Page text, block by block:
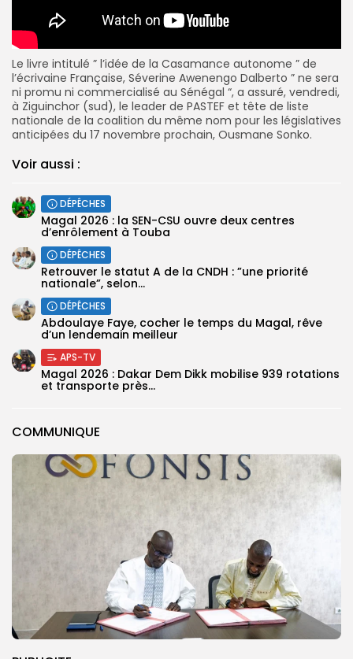
COMMUNIQUE
Le livre intitulé ” l’idée de la Casamance autonome ” de
l’écrivaine Française, Séverine Awenengo Dalberto ” ne sera
ni promu ni commercialisé au Sénégal “, a assuré, vendredi,
à Ziguinchor (sud), le leader de PASTEF et tête de liste
nationale de la coalition du même nom pour les législatives
anticipées du 17 novembre prochain, Ousmane Sonko.
Voir aussi :
DÉPÊCHES
Magal 2026 : la SEN-CSU ouvre deux centres
d’enrôlement à Touba
DÉPÊCHES
Retrouver le statut A de la CNDH : ”une priorité
nationale”, selon...
DÉPÊCHES
Abdoulaye Faye, cocher le temps du Magal, rêve
d’un lendemain meilleur
APS-TV
Magal 2026 : Dakar Dem Dikk mobilise 939 rotations
et transporte près...